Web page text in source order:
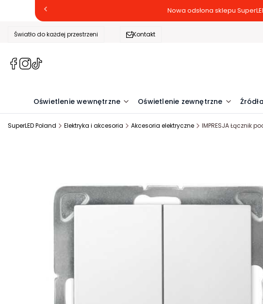
Nowa odsłona sklepu
Światło do każdej przestrzeni Kontakt
(Otwiera
(Otwiera
nowej
(Otwiera
nowej
Oświetlenie wewnętrzne Oświetlenie zewnętrzne
SuperLED Poland Elektryka i akcesoria Akcesoria elektryczne IMPRESJA Łącznik